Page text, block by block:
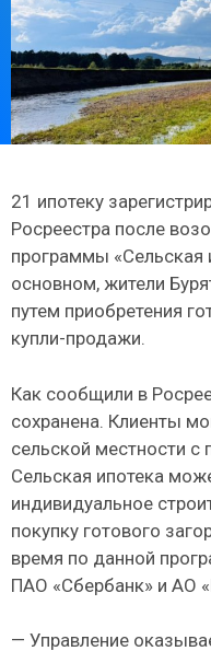
21 ипотеку
Росреестра после
программы «Сельская
основном, жители
путем приобретения
купли-продажи.
Как сообщили в
сохранена. Клиенты
сельской местности
Сельская ипотека
индивидуальное
покупку готового
время по данной
ПАО «Сбербанк» и АО
— Управление